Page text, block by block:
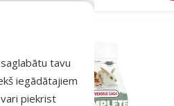
tavu
iegādātajiem
piekrist